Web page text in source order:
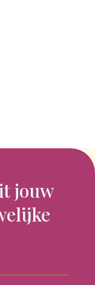
jouw